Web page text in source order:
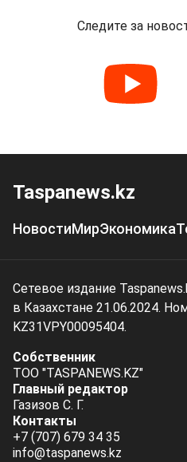
Следите за
Taspanews.kz
НовостиМирЭкономика
Сетевое издание
в Казахстане 21.06.2024.
KZ31VPY00095404.
Собственник
ТОО "TASPANEWS.KZ"
Главный редактор
Газизов С. Г.
Контакты
+7 (707) 679 34 35
info@taspanews.kz